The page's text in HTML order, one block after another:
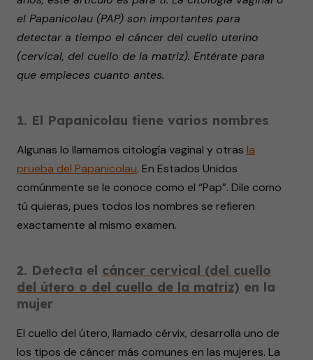
1
minute,
seconds
el Papanicolau (PAP) son importantes para
detectar a tiempo el cáncer del cuello uterino
(cervical, del cuello de la matriz). Entérate para
que empieces cuanto antes.
1. El Papanicolau tiene varios nombres
Algunas lo llamamos citología vaginal y otras la
prueba del Papanicolau. En Estados Unidos
comúnmente se le conoce como el “Pap”. Dile como
tú quieras, pues todos los nombres se refieren
exactamente al mismo examen.
2. Detecta el cáncer cervical (del cuello
del útero o del cuello de la matriz) en la
mujer
El cuello del útero, llamado cérvix, desarrolla uno de
los tipos de cáncer más comunes en las mujeres. La